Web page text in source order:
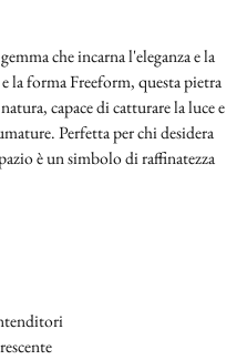
che incarna l'eleganza e la
la forma Freeform, questa pietra
capace di catturare la luce e
Perfetta per chi desidera
è un simbolo di raffinatezza